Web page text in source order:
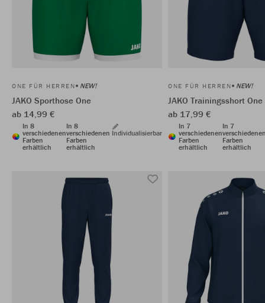
ONE FÜR HERREN NEW!
JAKO Sporthose One
ab 14,99 €
In 8
verschiedenen
Farben
erhältlich
In 8
verschiedenen
Farben
erhältlich
Individualisierbar
ONE FÜR HERREN NEW!
JAKO Trainingsshort One
ab 17,99 €
In 7
verschiedenen
Farben
erhältlich
In 7
Farben
erhältlich